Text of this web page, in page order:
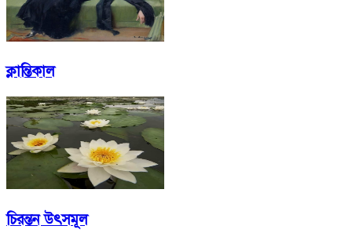
ক্লান্তিকাল
চিরন্তন উৎসমূল